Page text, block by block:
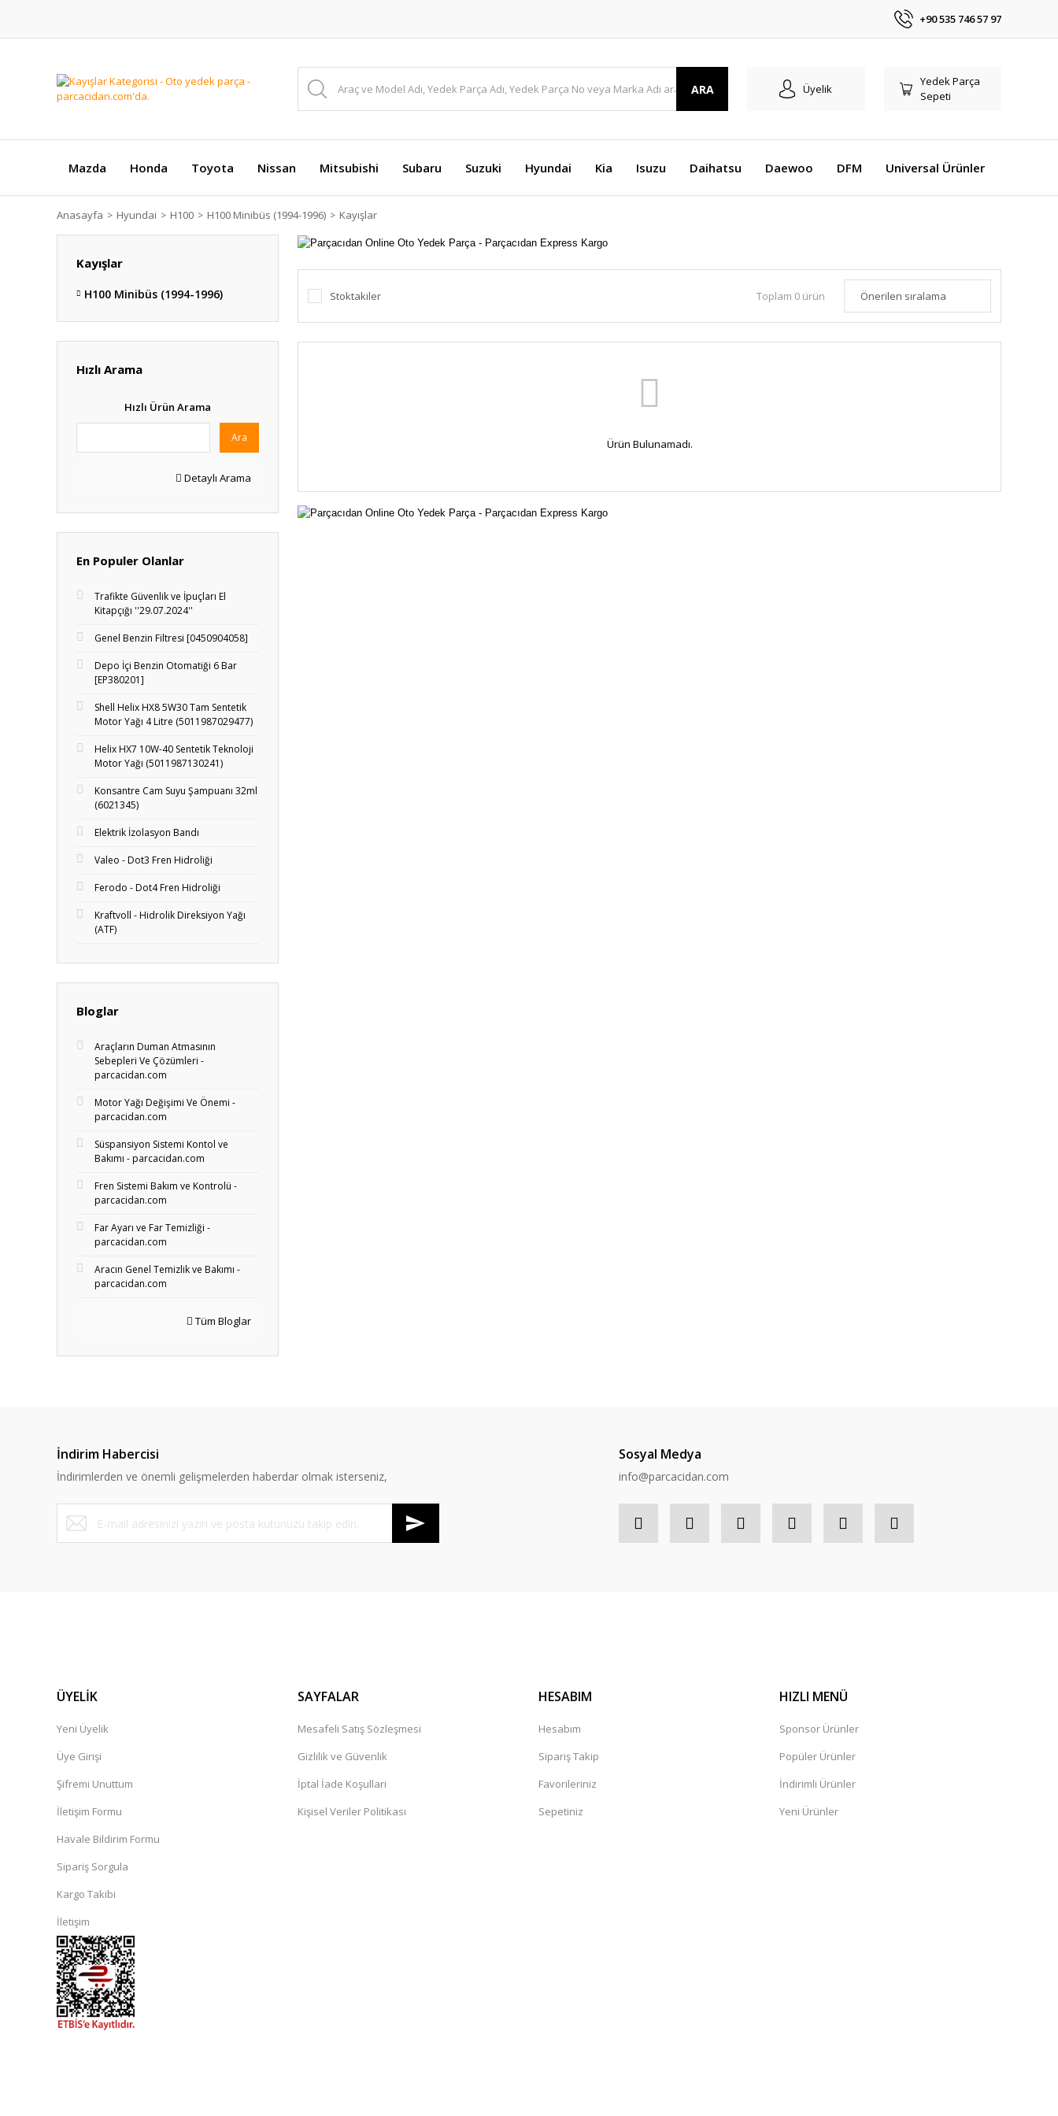
+90 535 746 57 97
ARA Üyelik
Yedek Parça
Sepeti
Mazda Honda Toyota Nissan Mitsubishi Subaru Suzuki Hyundai Kia Isuzu Daihatsu Daewoo DFM Universal Ürünler
Anasayfa Hyundai H100 H100 Minibüs (1994-1996) Kayışlar
Kayışlar
H100 Minibüs (1994-1996)
Hızlı Arama
Hızlı Ürün Arama
Ara
Detaylı Arama
En Populer Olanlar
Trafikte Güvenlik ve İpuçları El
Kitapçığı ''29.07.2024''
Genel Benzin Filtresi [0450904058]
Depo İçi Benzin Otomatiği 6 Bar
[EP380201]
Shell Helix HX8 5W30 Tam Sentetik
Motor Yağı 4 Litre (5011987029477)
Helix HX7 10W-40 Sentetik Teknoloji
Motor Yağı (5011987130241)
Konsantre Cam Suyu Şampuanı 32ml
(6021345)
Elektrik İzolasyon Bandı
Valeo - Dot3 Fren Hidroliği
Ferodo - Dot4 Fren Hidroliği
Kraftvoll - Hidrolik Direksiyon Yağı
(ATF)
Bloglar
Araçların Duman Atmasının
Sebepleri Ve Çözümleri -
parcacidan.com
Motor Yağı Değişimi Ve Önemi -
parcacidan.com
Süspansiyon Sistemi Kontol ve
Bakımı - parcacidan.com
Fren Sistemi Bakım ve Kontrolü -
parcacidan.com
Far Ayarı ve Far Temizliği -
parcacidan.com
Aracın Genel Temizlik ve Bakımı -
parcacidan.com
Tüm Bloglar
Stoktakiler Toplam 0 ürün
Ürün Bulunamadı.
İndirim Habercisi
İndirimlerden ve önemli gelişmelerden haberdar olmak isterseniz,
Sosyal Medya
info@parcacidan.com
ÜYELİK
Yeni Üyelik
Üye Girişi
Şifremi Unuttum
İletişim Formu
Havale Bildirim Formu
Sipariş Sorgula
Kargo Takibi
İletişim
SAYFALAR
Mesafeli Satış Sözleşmesi
Gizlilik ve Güvenlik
İptal İade Koşullari
Kişisel Veriler Politikası
HESABIM
Hesabım
Sipariş Takip
Favorileriniz
Sepetiniz
HIZLI MENÜ
Sponsor Ürünler
Popüler Ürünler
İndirimli Ürünler
Yeni Ürünler